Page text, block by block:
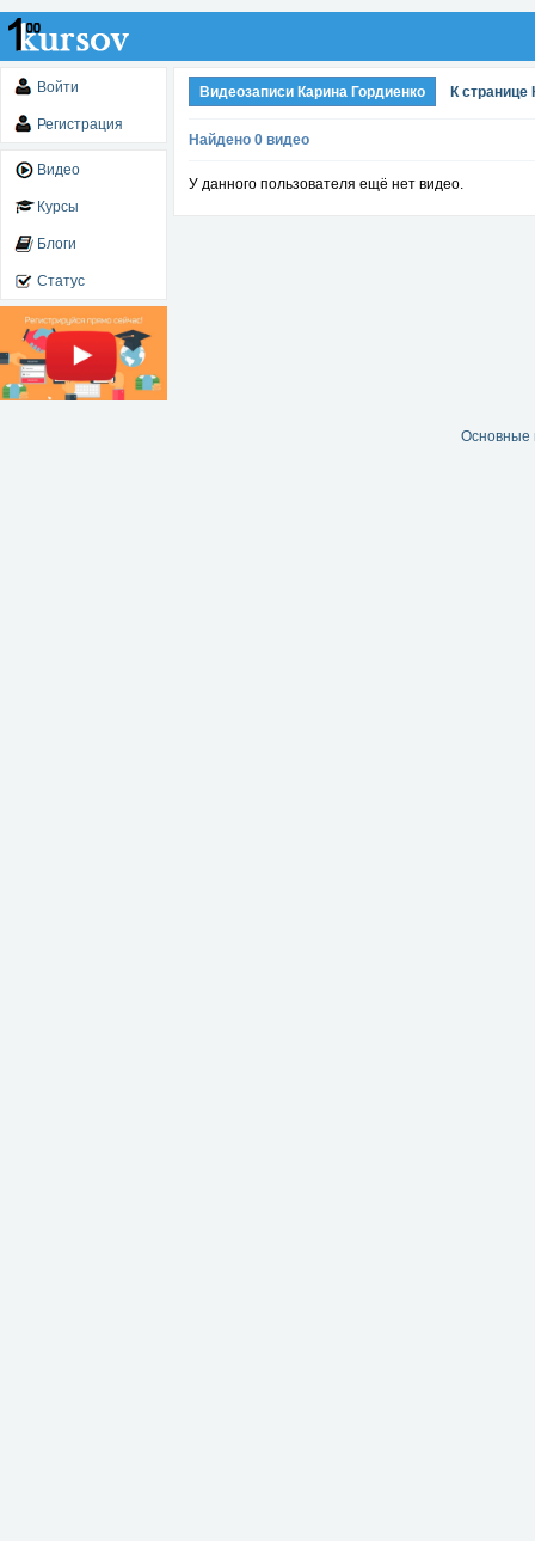
Войти
Регистрация
Видео
Курсы
Блоги
Статус
Видеозаписи Карина Гордиенко К странице
Найдено 0 видео
У данного пользователя ещё нет видео.
Основные